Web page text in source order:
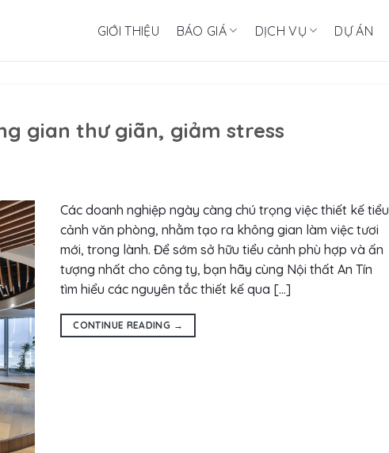
GIỚI THIỆU BÁO GIÁ DỊCH VỤ DỰ ÁN
gian thư giãn, giảm stress
Các doanh nghiệp ngày càng chú trọng việc thiết kế tiểu
cảnh văn phòng, nhằm tạo ra không gian làm việc tươi
mới, trong lành. Để sớm sở hữu tiểu cảnh phù hợp và ấn
tượng nhất cho công ty, bạn hãy cùng Nội thất An Tín
tìm hiểu các nguyên tắc thiết kế qua […]
CONTINUE READING →